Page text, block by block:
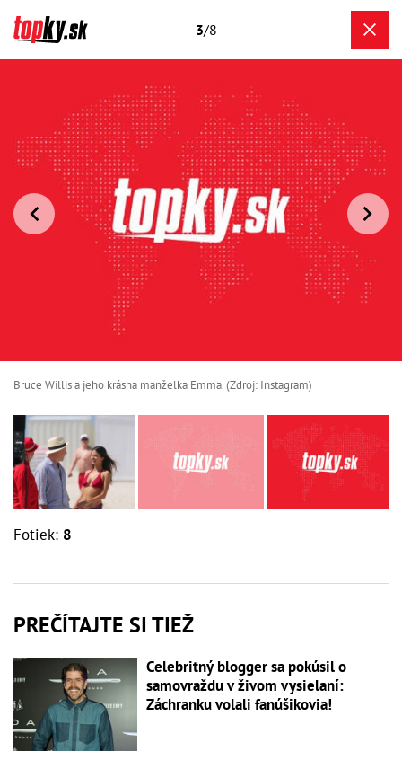
3/8
Bruce Willis a jeho krásna manželka Emma. (Zdroj: Instagram)
Fotiek: 8
PREČÍTAJTE SI TIEŽ
Celebritný blogger sa pokúsil o
samovraždu v živom vysielaní:
Záchranku volali fanúšikovia!